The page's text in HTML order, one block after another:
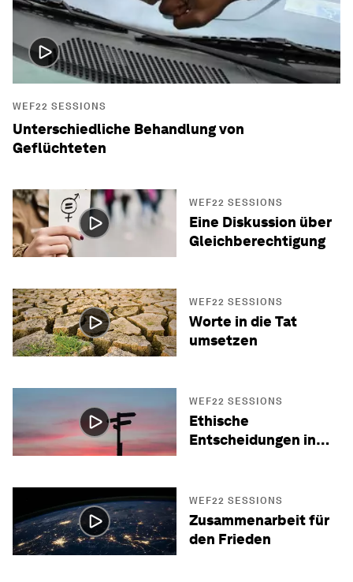
WEF22 SESSIONS
Unterschiedliche Behandlung von
Geflüchteten
WEF22 SESSIONS
Eine Diskussion über
Gleichberechtigung
WEF22 SESSIONS
Worte in die Tat
umsetzen
WEF22 SESSIONS
Ethische
Entscheidungen in
WEF22 SESSIONS
Zusammenarbeit für
den Frieden